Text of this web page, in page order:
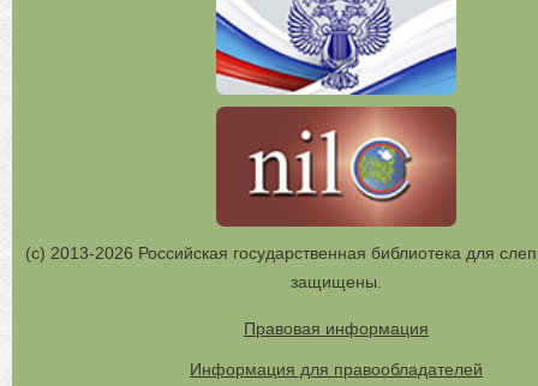
(с) 2013-2026 Российская государственная библиотека для
защищены.
Правовая информация
Информация для правообладателей